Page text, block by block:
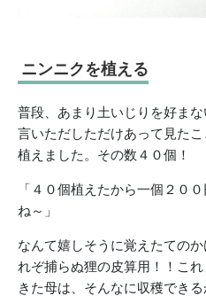
ニンニクを植える
普段、あまり土いじりを好ま
言いただしただけあって見た
植えました。その数４０個！
「４０個植えたから一個２０
ね～」
なんて嬉しそうに覚えたての
れぞ捕らぬ狸の皮算用！！こ
きた母は、そんなに収穫でき